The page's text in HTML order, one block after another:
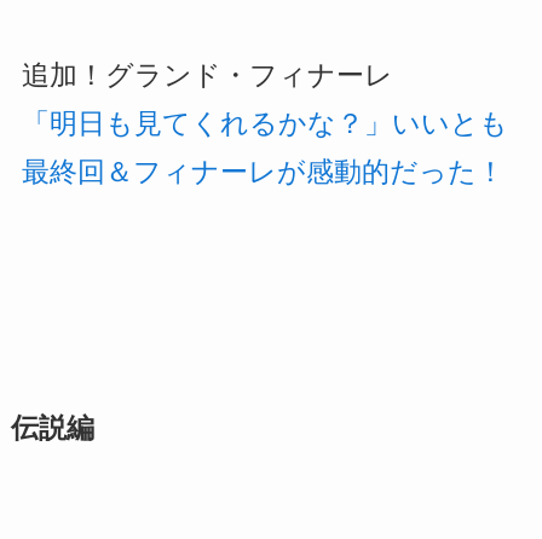
追加！グランド・フィナーレ
「明日も見てくれるかな？」いいとも
最終回＆フィナーレが感動的だった！
伝説編